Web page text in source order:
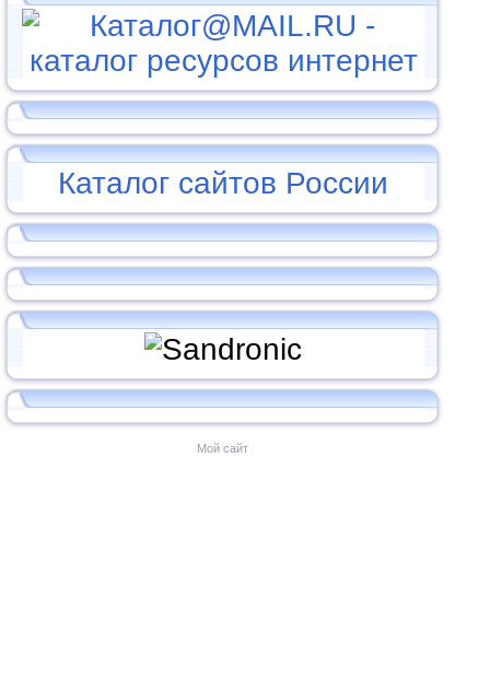
Каталог сайтов России
Мой сайт